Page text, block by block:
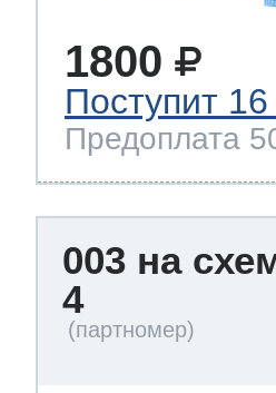
1800
Поступит
Предоплата
003 на
4